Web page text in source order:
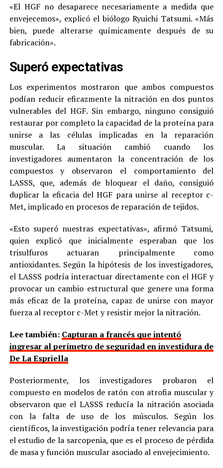
«El HGF no desaparece necesariamente a medida que
envejecemos», explicó el biólogo Ryuichi Tatsumi. «Más
bien, puede alterarse químicamente después de su
fabricación».
Superó expectativas
Los experimentos mostraron que ambos compuestos
podían reducir eficazmente la nitración en dos puntos
vulnerables del HGF. Sin embargo, ninguno consiguió
restaurar por completo la capacidad de la proteína para
unirse a las células implicadas en la reparación
muscular. La situación cambió cuando los
investigadores aumentaron la concentración de los
compuestos y observaron el comportamiento del
LASSS, que, además de bloquear el daño, consiguió
duplicar la eficacia del HGF para unirse al receptor c-
Met, implicado en procesos de reparación de tejidos.
«Esto superó nuestras expectativas», afirmó Tatsumi,
quien explicó que inicialmente esperaban que los
trisulfuros actuaran principalmente como
antioxidantes. Según la hipótesis de los investigadores,
el LASSS podría interactuar directamente con el HGF y
provocar un cambio estructural que genere una forma
más eficaz de la proteína, capaz de unirse con mayor
fuerza al receptor c-Met y resistir mejor la nitración.
Lee también: Capturan a francés que intentó
ingresar al perímetro de seguridad en investidura de
De La Espriella
Posteriormente, los investigadores probaron el
compuesto en modelos de ratón con atrofia muscular y
observaron que el LASSS reducía la nitración asociada
con la falta de uso de los músculos. Según los
científicos, la investigación podría tener relevancia para
el estudio de la sarcopenia, que es el proceso de pérdida
de masa y función muscular asociado al envejecimiento.